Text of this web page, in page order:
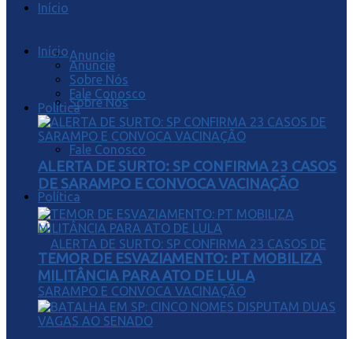
Início
Anuncie
Sobre Nós
Fale Conosco
Política
Início
Anuncie
Sobre Nós
Fale Conosco
Política
ALERTA DE SURTO: SP CONFIRMA 23 CASOS
DE SARAMPO E CONVOCA VACINAÇÃO
TEMOR DE ESVAZIAMENTO: PT MOBILIZA
MILITÂNCIA PARA ATO DE LULA